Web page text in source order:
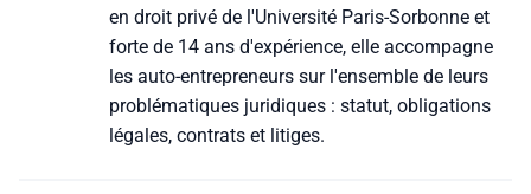
en droit privé de l'Université Paris-Sorbonne et
forte de 14 ans d'expérience, elle accompagne
les auto-entrepreneurs sur l'ensemble de leurs
problématiques juridiques : statut, obligations
légales, contrats et litiges.